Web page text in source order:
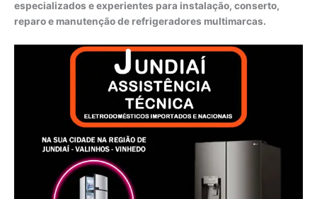
especializados e experientes para instalação, conserto,
reparo e manutenção de refrigeradores multimarcas.